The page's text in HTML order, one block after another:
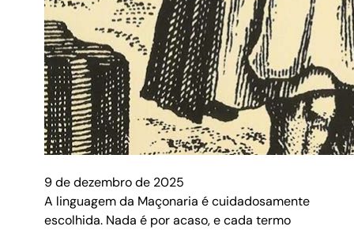
9 de dezembro de 2025
A linguagem da Maçonaria é cuidadosamente
escolhida. Nada é por acaso, e cada termo